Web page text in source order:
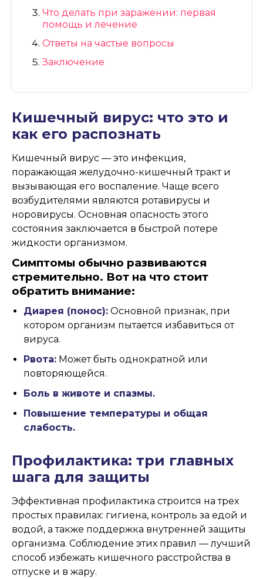
Что делать при заражении: первая
помощь и лечение
Ответы на частые вопросы
Заключение
Кишечный вирус: что это и
как его распознать
Кишечный вирус — это инфекция,
поражающая желудочно-кишечный тракт и
вызывающая его воспаление. Чаще всего
возбудителями являются ротавирусы и
норовирусы. Основная опасность этого
состояния заключается в быстрой потере
жидкости организмом.
Симптомы обычно развиваются
стремительно. Вот на что стоит
обратить внимание:
Диарея (понос): Основной признак, при
котором организм пытается избавиться от
вируса.
Рвота: Может быть однократной или
повторяющейся.
Боль в животе и спазмы.
Повышение температуры и общая
слабость.
Профилактика: три главных
шага для защиты
Эффективная профилактика строится на трех
простых правилах: гигиена, контроль за едой и
водой, а также поддержка внутренней защиты
организма. Соблюдение этих правил — лучший
способ избежать кишечного расстройства в
отпуске и в жару.